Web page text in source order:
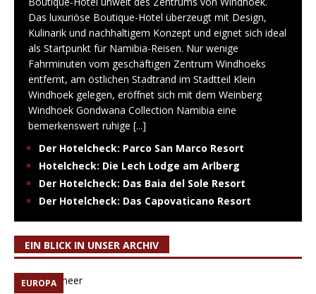
Das luxuriöse Boutique-Hotel überzeugt mit Design,
Kulinarik und nachhaltigem Konzept und eignet sich ideal
als Startpunkt für Namibia-Reisen. Nur wenige
Fahrminuten vom geschäftigen Zentrum Windhoeks
entfernt, am östlichen Stadtrand im Stadtteil Klein
Windhoek gelegen, eröffnet sich mit dem Weinberg
Windhoek Gondwana Collection Namibia eine
bemerkenswert ruhige [...]
Der Hotelcheck: Parco San Marco Resort
Hotelcheck: Die Lech Lodge am Arlberg
Der Hotelcheck: Das Baia del Sole Resort
Der Hotelcheck: Das Capovaticano Resort
EIN BLICK IN UNSER ARCHIV
EUROPA